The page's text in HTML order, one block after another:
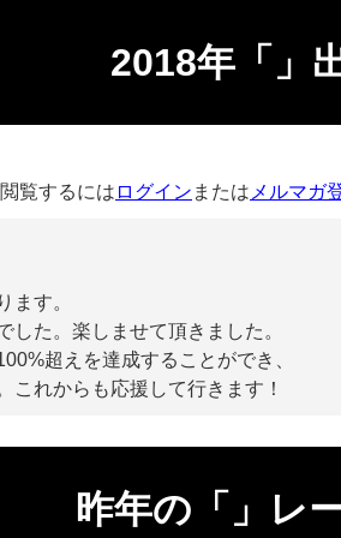
2018年「」
閲覧するには ログイン または メルマガ
ます。
した。楽しませて頂きました。
超えを達成することができ、
これからも応援して行きます！
昨年の「」レ